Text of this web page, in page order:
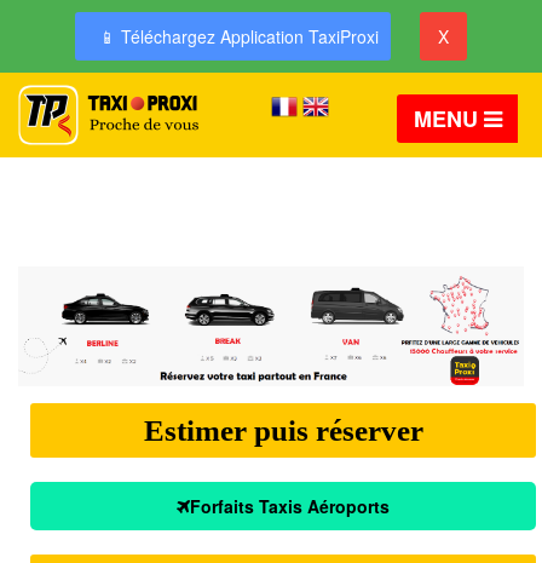
📱 Téléchargez Application TaxiProxi X
MENU
Estimer puis réserver
Forfaits Taxis Aéroports